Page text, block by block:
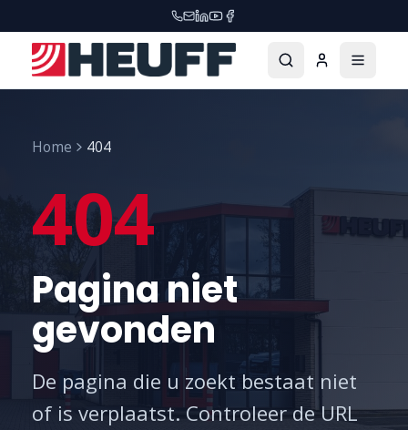
Home 404
404
Pagina niet
gevonden
De pagina die u zoekt bestaat niet
of is verplaatst. Controleer de URL